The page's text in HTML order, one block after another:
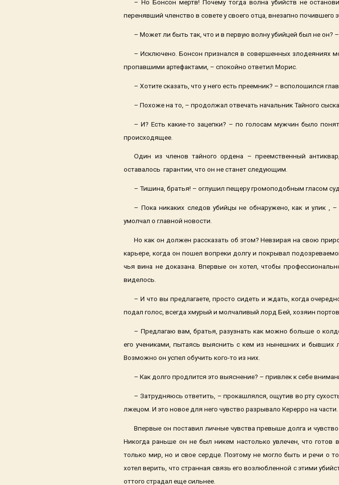
– Но Бонсон мертв! Почему тогда волна убийств не
перенявший членство в совете у своего отца, внезапно почившего
– Может ли быть так, что и в первую волну убийцей был не он?
– Исключено. Бонсон признался в совершенных злодеяниях
пропавшими артефактами, – спокойно ответил Морис.
– Хотите сказать, что у него есть преемник? – всполошился
– Похоже на то, – продолжал отвечать начальник Тайного сыска.
– И? Есть какие-то зацепки? – по голосам мужчин было
происходящее.
Один из членов тайного ордена – преемственный
оставалось гарантии, что он не станет следующим.
– Тишина, братья! – оглушил пещеру громоподобным гласом
– Пока никаких следов убийцы не обнаружено, как и улик ,
умолчал о главной новости.
Но как он должен рассказать об этом? Невзирая на свою
карьере, когда он пошел вопреки долгу и покрывал
чья вина не доказана. Впервые он хотел, чтобы
виделось.
– И что вы предлагаете, просто сидеть и ждать, когда
подал голос, всегда хмурый и молчаливый лорд Бей, хозяин
– Предлагаю вам, братья, разузнать как можно больше о
его учениками, пытаясь выяснить с кем из нынешних и бывших
Возможно он успел обучить кого-то из них.
– Как долго продлится это выяснение? – привлек к себе
– Затрудняюсь ответить, – прокашлялся, ощутив во рту
лжецом. И это новое для него чувство разрывало Керерро на
Впервые он поставил личные чувства превыше долга и
Никогда раньше он не был никем настолько увлечен, что
только мир, но и свое сердце. Поэтому не могло быть и речи о
хотел верить, что странная связь его возлюбленной с этими
оттого страдал еще сильнее.